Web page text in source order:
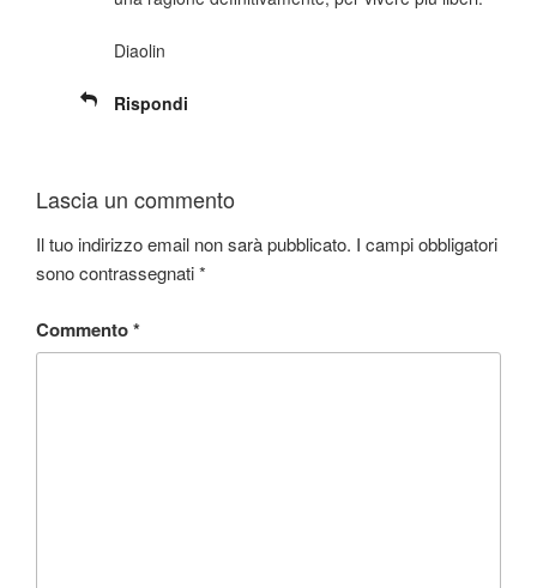
Diaolin
Rispondi
Lascia un commento
Il tuo indirizzo email non sarà pubblicato. I campi obbligatori
sono contrassegnati*
Commento*